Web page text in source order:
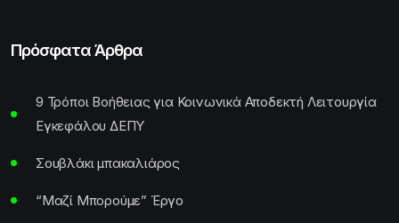
Πρόσφατα Άρθρα
9 Τρόποι Βοήθειας για Κοινωνικά Αποδεκτή Λειτουργία
Εγκεφάλου ΔΕΠΥ
Σουβλάκι μπακαλιάρος
“Μαζί Μπορούμε” Έργο